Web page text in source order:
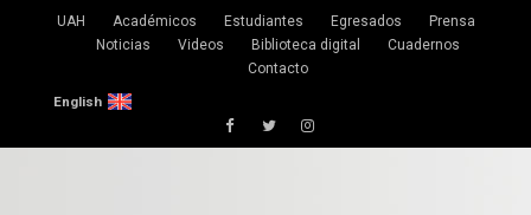
UAH Académicos Estudiantes Egresados
Prensa
Noticias
Videos Biblioteca digital
Cuadernos
Contacto
English
FacebookTwitterInstagram